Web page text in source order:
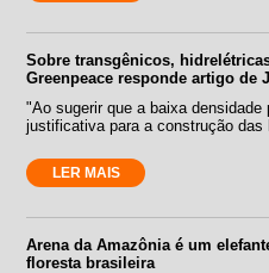
Sobre transgênicos,
Greenpeace responde artigo de
"Ao sugerir que a baixa
justificativa para a construção
LER MAIS
Arena da Amazônia é um
floresta brasileira